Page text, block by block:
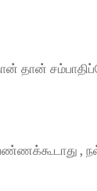
தான்
,